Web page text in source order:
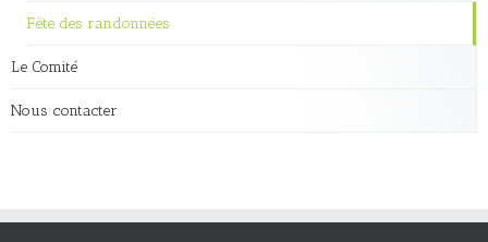
Fête des randonnées
Le Comité
Nous contacter